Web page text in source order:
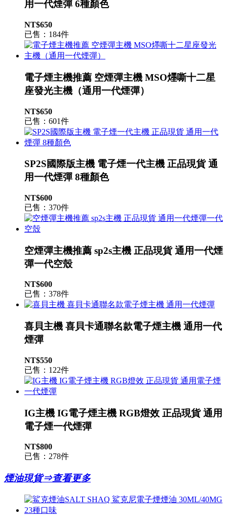
用一代煙彈 6種顏色
NT$650
已售：184件
電子煙主機推薦 空煙彈主機 MSO爅嘶十二星
座發光主機（通用一代煙彈）
NT$650
已售：601件
SP2S國際版主機 電子煙一代主機 正品現貨 通
用一代煙彈 8種顏色
NT$600
已售：370件
空煙彈主機推薦 sp2s主機 正品現貨 通用一代煙
彈一代空殼
NT$600
已售：378件
喜貝主機 喜貝卡通聯名款電子煙主機 通用一代
煙彈
NT$550
已售：122件
IG主機 IG電子煙主機 RGB燈效 正品現貨 通用
電子煙一代煙彈
NT$800
已售：278件
煙油現貨⇒查看更多